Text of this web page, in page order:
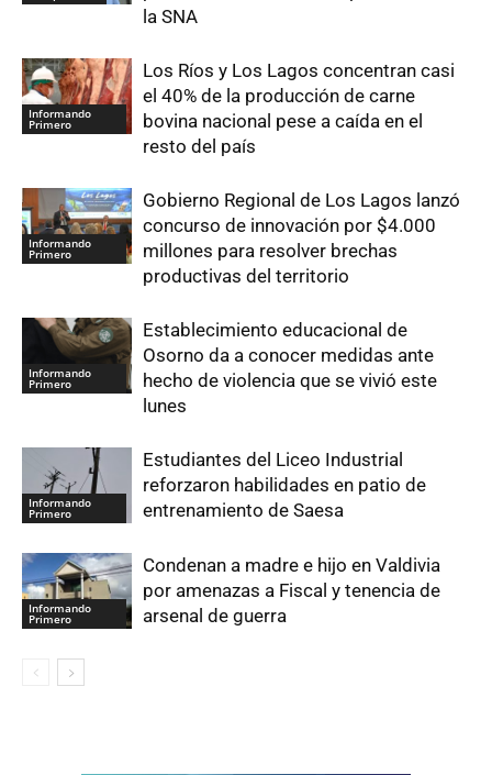
la SNA
Informando
Primero
Los Ríos y Los Lagos concentran casi
el 40% de la producción de carne
bovina nacional pese a caída en el
resto del país
Informando
Primero
Gobierno Regional de Los Lagos lanzó
concurso de innovación por $4.000
millones para resolver brechas
productivas del territorio
Informando
Primero
Establecimiento educacional de
Osorno da a conocer medidas ante
hecho de violencia que se vivió este
lunes
Informando
Primero
Estudiantes del Liceo Industrial
reforzaron habilidades en patio de
entrenamiento de Saesa
Informando
Primero
Condenan a madre e hijo en Valdivia
por amenazas a Fiscal y tenencia de
arsenal de guerra